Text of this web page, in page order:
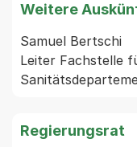
Weitere
Samuel Bertschi
Leiter Fachstelle
Regierungsrat